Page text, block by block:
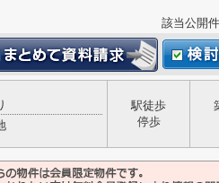
該当公開
駅徒歩
停歩